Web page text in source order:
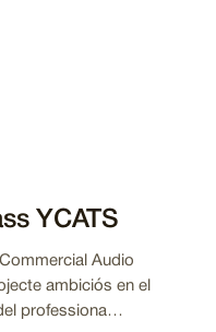
YCATS
Audio
ambiciós en el
professiona…